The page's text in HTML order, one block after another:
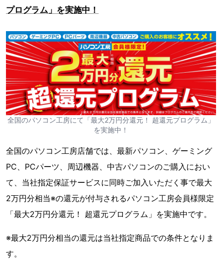
プログラム」を実施中！
全国のパソコン工房にて「最大2万円分還元！ 超還元プログラム」
を実施中！
全国のパソコン工房店舗では、最新パソコン、ゲーミング
PC、PCパーツ、周辺機器、中古パソコンのご購入におい
て、当社指定保証サービスに同時ご加入いただく事で最大
2万円分相当※の還元が付与されるパソコン工房会員様限定
「最大2万円分還元！ 超還元プログラム」を実施中です。
※最大2万円分相当の還元は当社指定商品での条件となりま
す。